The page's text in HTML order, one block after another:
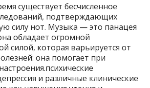
существует бесчисленное
подтверждающих
силу нот. Музыка — это панацея
обладает огромной
силой, которая варьируется от
она помогает при
и различные клинические